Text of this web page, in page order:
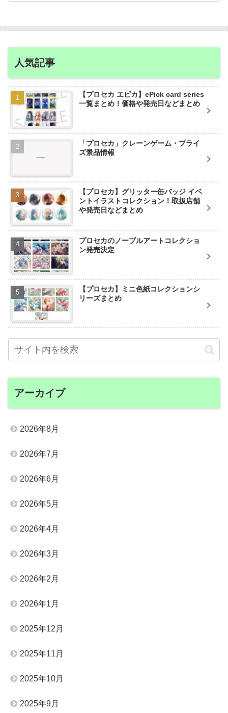
人気記事
【プロセカ エピカ】ePick card series
一覧まとめ！価格や発売日などまとめ
「プロセカ」クレーンゲーム・プライ
ズ景品情報
【プロセカ】グリッター缶バッジ イベ
ントイラストコレクション！取扱店舗
や発売日などまとめ
プロセカのノーブルアートコレクショ
ン発売決定
【プロセカ】ミニ色紙コレクションシ
リーズまとめ
アーカイブ
2026年8月
2026年7月
2026年6月
2026年5月
2026年4月
2026年3月
2026年2月
2026年1月
2025年12月
2025年11月
2025年10月
2025年9月